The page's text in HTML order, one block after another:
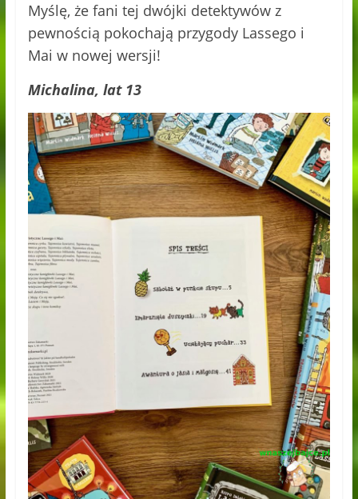
Myślę, że fani tej dwójki detektywów z
pewnością pokochają przygody Lassego i
Mai w nowej wersji!
Michalina, lat 13